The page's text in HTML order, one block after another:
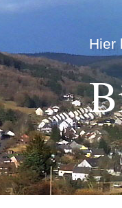
Hier